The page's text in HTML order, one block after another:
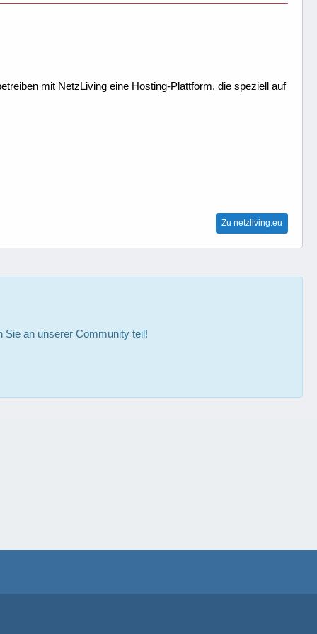
mit NetzLiving eine Hosting-Plattform, die speziell auf
Zu netzliving.eu
Sie an unserer Community teil!